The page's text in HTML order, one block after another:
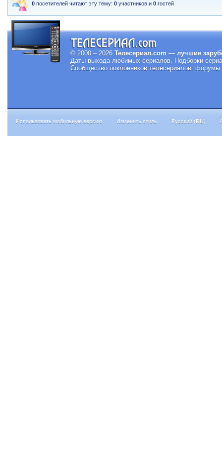
0 посетителей читают эту тему:0 участников и0 гостей
© 2000 – 2026 Телесериал.com — лучшие
Даты выхода любимых сериалов. Подборки
Сообщество поклонников телесериалов:
Использовать мобильную версию Изменить стиль Русский (RU)